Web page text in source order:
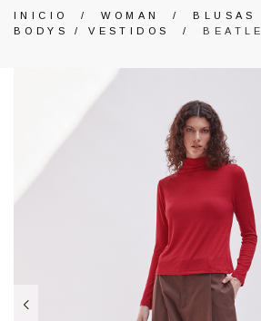
INICIO /WOMAN /
BODYS / VESTIDOS
/